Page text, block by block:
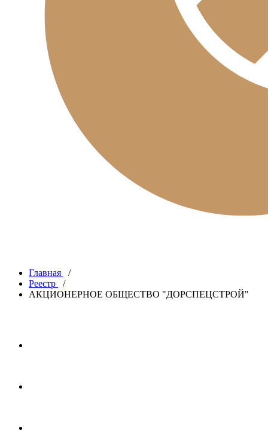
Главная
/
Реестр
/
АКЦИОНЕРНОЕ ОБЩЕСТВО "ДОРСПЕЦСТРОЙ"